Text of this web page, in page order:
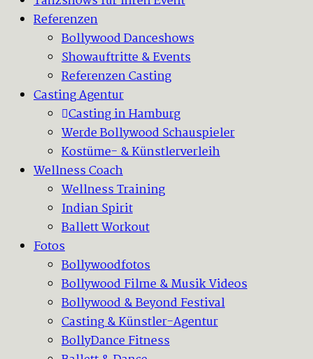
Referenzen
Bollywood Danceshows
Showauftritte & Events
Referenzen Casting
Casting Agentur
Casting in Hamburg
Werde Bollywood Schauspieler
Kostüme- & Künstlerverleih
Wellness Coach
Wellness Training
Indian Spirit
Ballett Workout
Fotos
Bollywoodfotos
Bollywood Filme & Musik Videos
Bollywood & Beyond Festival
Casting & Künstler-Agentur
BollyDance Fitness